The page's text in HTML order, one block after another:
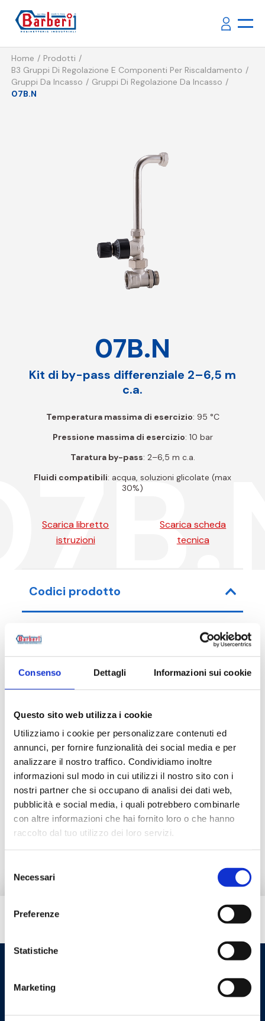
Consenso Dettagli Informazioni sui cookie
Questo sito web utilizza i cookie
Utilizziamo i cookie per personalizzare contenuti ed
annunci, per fornire funzionalità dei social media e per
analizzare il nostro traffico. Condividiamo inoltre
informazioni sul modo in cui utilizzi il nostro sito con i
nostri partner che si occupano di analisi dei dati web,
pubblicità e social media, i quali potrebbero combinarle
con altre informazioni che hai fornito loro o che hanno
raccolto dal tuo utilizzo dei loro servizi.
delNecessari
Preferenze
Statistiche
Marketing
Home
Prodotti
B3 Gruppi Di Regolazione E Componenti Per Riscaldamento
Gruppi Da Incasso
Gruppi Di Regolazione Da Incasso
07B.N
07B.N
Kit di by-pass differenziale 2–6,5 m
c.a.
Temperatura massima di esercizio: 95 °C
Pressione massima di esercizio: 10 bar
Taratura by-pass: 2–6,5 m c.a.
Fluidi compatibili: acqua, soluzioni glicolate (max
30%)
Scarica libretto
istruzioni
Scarica scheda
tecnica
Codici prodotto
Codice articolo Misura
07B015N00
Descrizione
Documentazione
Ricambi